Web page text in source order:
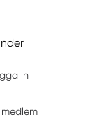
in
medlem